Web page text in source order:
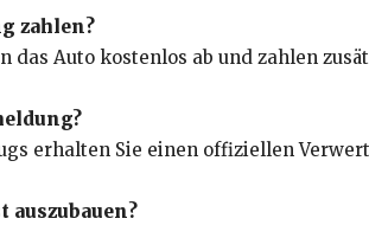
zahlen?
das Auto kostenlos ab und zahlen
erhalten Sie einen offiziellen
auszubauen?